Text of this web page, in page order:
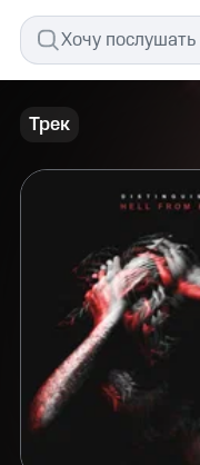
Трек